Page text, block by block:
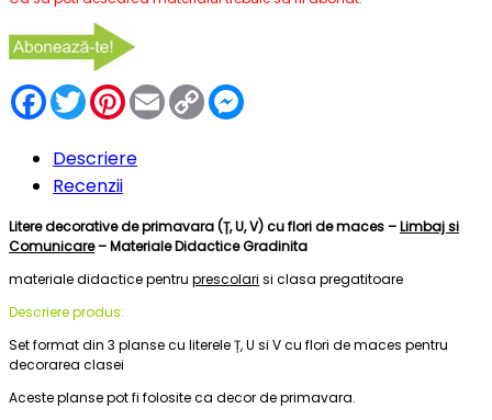
Facebook
TwitterPinterest
EmailCopy
Link
Descriere
Recenzii
Litere decorative de primavara (Ț, U, V) cu flori de maces –Limbaj si
Comunicare– Materiale Didactice Gradinita
materiale didactice pentru prescolari si clasa pregatitoare
Descriere produs:
Set format din 3 planse cu literele Ț, U si V cu flori de maces pentru
decorarea clasei
Aceste planse pot fi folosite ca decor de primavara.